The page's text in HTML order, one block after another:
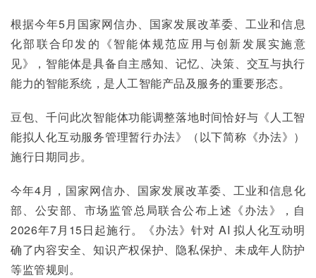
根据今年5月国家网信办、国家发展改革委、工业和信息
化部联合印发的《智能体规范应用与创新发展实施意
见》，智能体是具备自主感知、记忆、决策、交互与执行
能力的智能系统，是人工智能产品及服务的重要形态。
豆包、千问此次智能体功能调整落地时间恰好与《人工智
能拟人化互动服务管理暂行办法》（以下简称《办法》）
施行日期同步。
今年4月，国家网信办、国家发展改革委、工业和信息化
部、公安部、市场监管总局联合公布上述《办法》，自
2026年7月15日起施行。《办法》针对 AI 拟人化互动明
确了内容安全、知识产权保护、隐私保护、未成年人防护
等监管规则。